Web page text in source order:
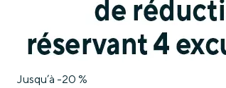
Jusqu’à -20 %